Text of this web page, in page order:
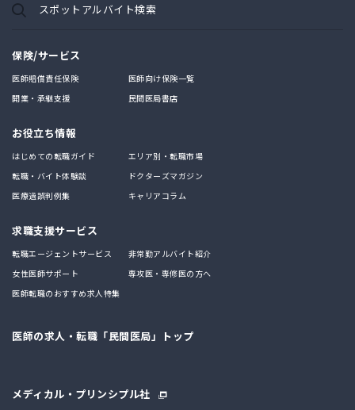
スポットアルバイト検索
保険/サービス
医師賠償責任保険
医師向け保険一覧
開業・承継支援
民間医局書店
お役立ち情報
はじめての転職ガイド
エリア別・転職市場
転職・バイト体験談
ドクターズマガジン
医療過誤判例集
キャリアコラム
求職支援サービス
転職エージェントサービス
非常勤アルバイト紹介
女性医師サポート
専攻医・専修医の方へ
医師転職のおすすめ求人特集
医師の求人・転職「民間医局」トップ
メディカル・プリンシプル社